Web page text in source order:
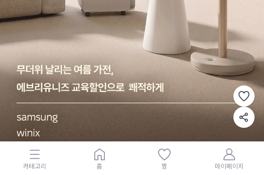
카테고리 홈 찜 마이페이지